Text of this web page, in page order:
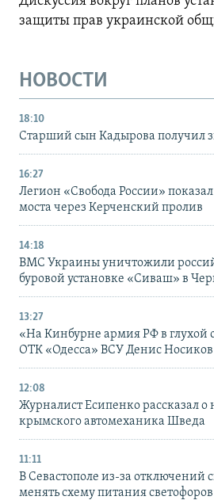
защиты прав украинской
НОВОСТИ
18:10
Старший сын Кадырова получил
16:27
Легион «Свобода России»
моста через Керченский пролив
14:18
ВМС Украины уничтожили
буровой установке «Сиваш» в
13:27
«На Кинбурне армия РФ в глухой
ОТК «Одесса» ВСУ Денис Носиков
12:08
Журналист Есипенко рассказал о
крымского автомеханика Шведа
11:11
В Севастополе из-за отключений
менять схему питания светофоров